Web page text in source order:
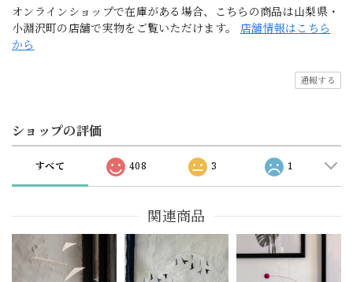
オンラインショップで在庫がある場合、こちらの商品は山梨県・
小淵沢町の店舗で実物をご覧いただけます。 店舗情報はこちら
から
通報する
ショップの評価
すべて 408 3 1
関連商品